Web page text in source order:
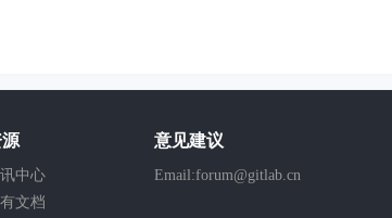
中心
文档
意见建议
Email:forum@gitlab.cn